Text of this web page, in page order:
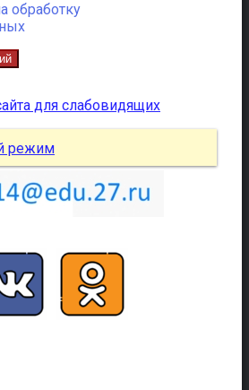
обработку
для слабовидящих
режим